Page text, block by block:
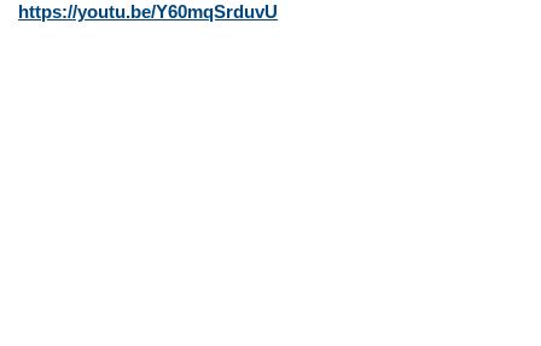
https://youtu.be/Y60mqSrduvU